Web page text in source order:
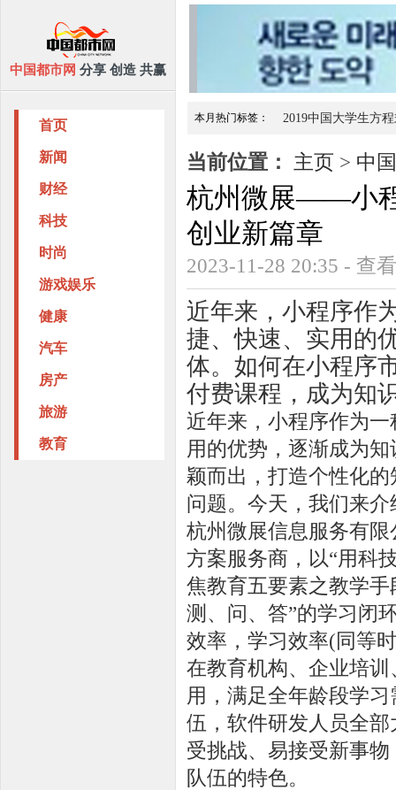
中国都市网 分享 创造 共赢
首页
新闻
财经
科技
时尚
游戏娱乐
健康
汽车
房产
旅游
教育
本月热门标签： 2019中国大学生方
龙骏集团大力发展社区养 南充家
当前位置： 主页 > 中
杭州微展——小
创业新篇章
2023-11-28 20:35 - 查
近年来，小程序作
捷、快速、实用的
体。如何在小程序
付费课程，成为知
近年来，小程序作为
用的优势，逐渐成为
颖而出，打造个性化
问题。今天，我们来
杭州微展信息服务有
方案服务商，以“用科
焦教育五要素之教学
测、问、答”的学习闭
效率，学习效率(同等
在教育机构、企业培
用，满足全年龄段学
伍，软件研发人员全
受挑战、易接受新事
队伍的特色。